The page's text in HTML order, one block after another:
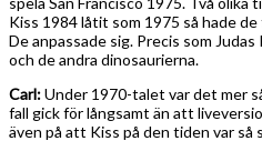
Kiss 1984 låtit som 1975 så hade
De anpassade sig. Precis som
och de andra dinosaurierna.
Carl:Under 1970-talet var det mer
fall gick för långsamt än att
även på att Kiss på den tiden var